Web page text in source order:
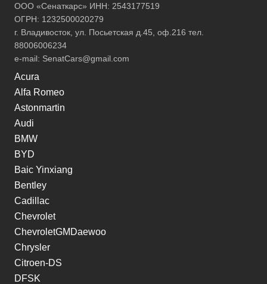
ООО «Сенаткарс» ИНН: 2543177519
ОГРН: 1232500020279
г. Владивосток, ул. Посьетская д.45, оф.216 тел.
88006006234
e-mail: SenatCars@gmail.com
Acura
Alfa Romeo
Astonmartin
Audi
BMW
BYD
Baic Yinxiang
Bentley
Cadillac
Chevrolet
ChevroletGMDaewoo
Chrysler
Citroen-DS
DFSK